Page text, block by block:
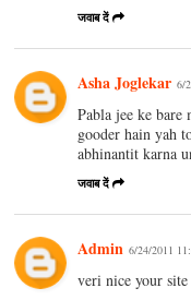
जवाब दें
Asha Joglekar 6/
Pabla jee ke bare
gooder hain yah
abhinantit karna
जवाब दें
Admin 6/24/2011
veri nice your